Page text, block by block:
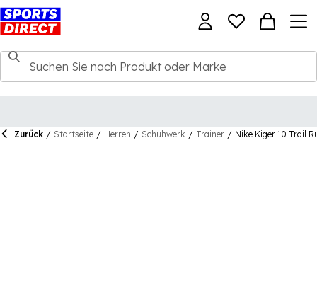
Zurück / Startseite / Herren / Schuhwerk / Trainer / Nike Kiger 10 Trail